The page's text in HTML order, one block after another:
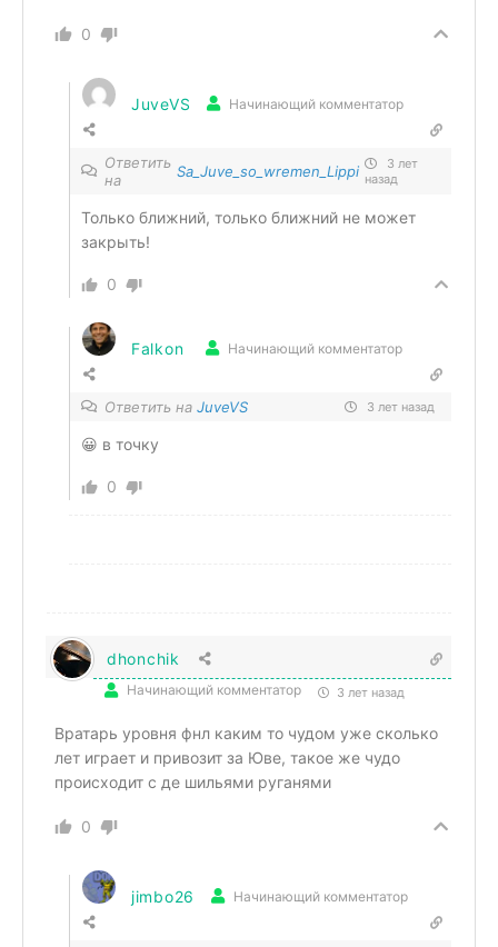
0
JuveVS Начинающий комментатор
Ответить
на
Sa_Juve_so_wremen_Lippi
3 лет
назад
Только ближний, только ближний не может
закрыть!
0
Falkon Начинающий комментатор
Ответить на JuveVS 3 лет назад
😀 в точку
0
dhonchik
Начинающий комментатор 3 лет назад
Вратарь уровня фнл каким то чудом уже сколько
лет играет и привозит за Юве, такое же чудо
происходит с де шильями руганями
0
jimbo26 Начинающий комментатор